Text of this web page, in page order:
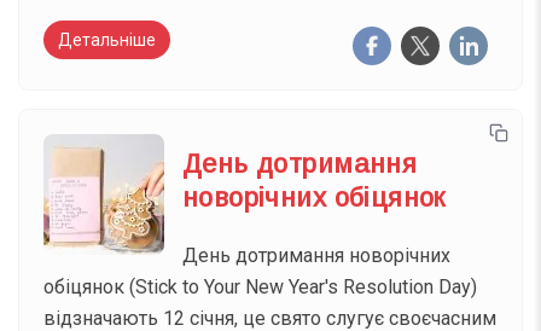
Детальніше
День дотримання
новорічних обіцянок
День дотримання новорічних
обіцянок (Stick to Your New Year's Resolution Day)
відзначають 12 січня, це свято слугує своєчасним